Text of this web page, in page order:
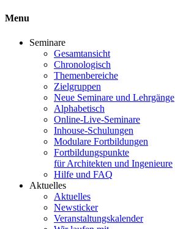
Menu
Seminare
Gesamtansicht
Chronologisch
Themenbereiche
Zielgruppen
Neue Seminare und Lehrgänge
Alphabetisch
Online-Live-Seminare
Inhouse-Schulungen
Modulare Fortbildungen
Fortbildungspunkte
für Architekten und Ingenieure
Hilfe und FAQ
Aktuelles
Aktuelles
Newsticker
Veranstaltungskalender